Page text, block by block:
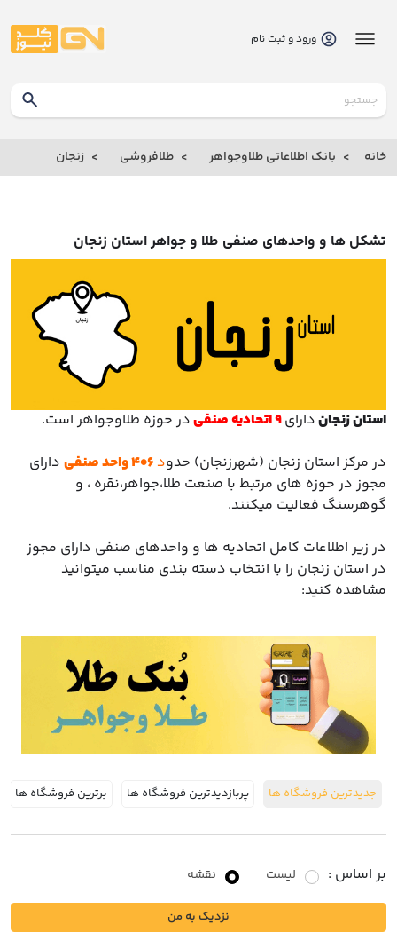
بانک
بانک
با ما
اخبار
های
متداول
در
خواست
ورود و ثبت نام
خانه بانک اطلاعاتی طلاوجواهر طلافروشی زنجان
تشکل ها و واحدهای صنفی طلا و جواهر استان زنجان
استان زنجاندارای
در حوزه طلاوجواهر است.
در مرکز استان زنجان (شهرزنجان) حدود
دارای
مجوز در حوزه های مرتبط با صنعت طلا،جواهر،نقره ، و
گوهرسنگ فعالیت میکنند.
در زیر اطلاعات کامل اتحادیه ها و واحدهای صنفی دارای مجوز
در استان زنجان را با انتخاب دسته بندی مناسب میتوانید
مشاهده کنید:
جدیدترین فروشگاه ها پربازدیدترین فروشگاه ها برترین فروشگاه ها
بر اساس : لیست نقشه
نزدیک به من